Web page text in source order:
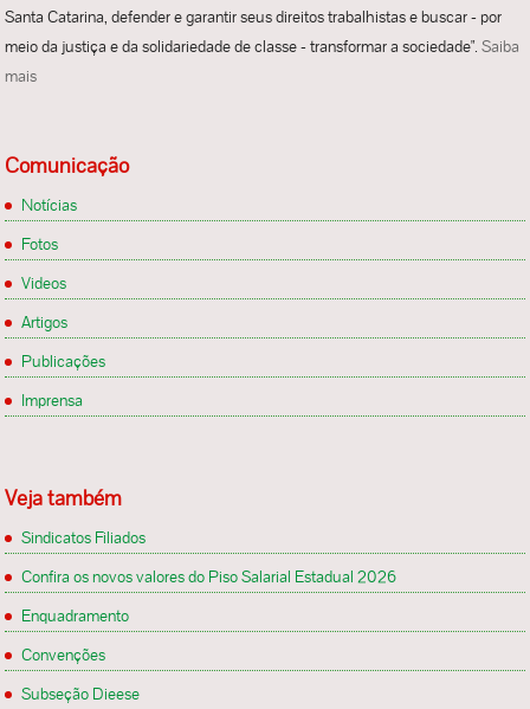
Santa Catarina, defender e garantir seus direitos trabalhistas e buscar - por
meio da justiça e da solidariedade de classe - transformar a sociedade".Saiba
mais
Comunicação
Notícias
Fotos
Videos
Artigos
Publicações
Imprensa
Veja também
Sindicatos Filiados
Confira os novos valores do Piso Salarial Estadual 2026
Enquadramento
Convenções
Subseção Dieese